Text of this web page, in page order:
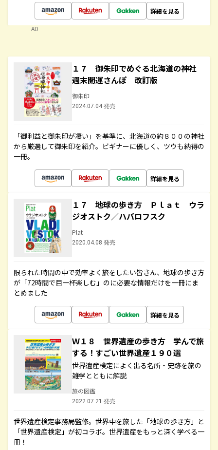
詳細を見る
AD
１７ 御朱印でめぐる北海道の神社
週末開運さんぽ 改訂版
御朱印
2024.07.04 発売
「御利益と御朱印が凄い」を基準に、北海道の約８００の神社
から厳選して御朱印を紹介。ビギナーに優しく、ツウも納得の
一冊。
詳細を見る
１７ 地球の歩き方 Ｐｌａｔ ウラ
ジオストク／ハバロフスク
Plat
2020.04.08 発売
限られた時間の中で効率よく旅をしたい皆さん、地球の歩き方
が「72時間で目一杯楽しむ」のに必要な情報だけを一冊にま
とめました
詳細を見る
Ｗ１８ 世界遺産の歩き方 学んで旅
する！すごい世界遺産１９０選
世界遺産検定によく出る名所・史跡を旅の
雑学とともに解説
旅の図鑑
2022.07.21 発売
世界遺産検定事務局監修。世界中を旅した「地球の歩き方」と
「世界遺産検定」が初コラボ。世界遺産をもっと深く学べる一
冊！